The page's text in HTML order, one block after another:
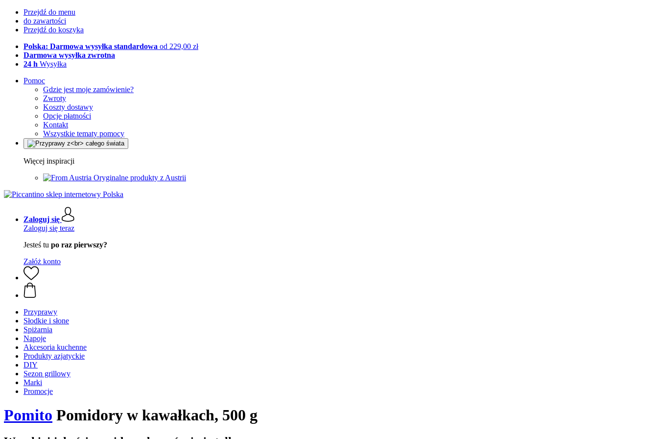
Przejdź do menu
do zawartości
Przejdź do koszyka
Polska: Darmowa wysyłka standardowa od 229,00 zł
Darmowa wysyłka zwrotna
24 h Wysyłka
Pomoc
Gdzie jest moje zamówienie?
Zwroty
Koszty dostawy
Opcje płatności
Kontakt
Wszystkie tematy pomocy
Więcej inspiracji
Oryginalne produkty z Austrii
Zaloguj się
Zaloguj się teraz
Jesteś tu po raz pierwszy?
Załóż konto
Przyprawy
Słodkie i słone
Spiżarnia
Napoje
Akcesoria kuchenne
Produkty azjatyckie
DIY
Sezon grillowy
Marki
Promocje
Pomito Pomidory w kawałkach, 500 g